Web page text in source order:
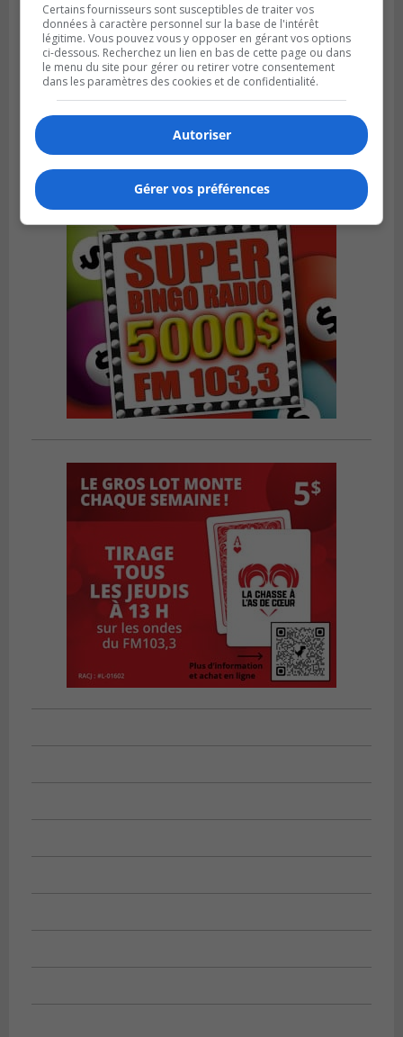
Le Marché saisonnier de Longueuil débute
sa troisième édition
Certains fournisseurs sont susceptibles de traiter vos
données à caractère personnel sur la base de l'intérêt
légitime. Vous pouvez vous y opposer en gérant vos options
ci-dessous. Recherchez un lien en bas de cette page ou dans
le menu du site pour gérer ou retirer votre consentement
dans les paramètres des cookies et de confidentialité.
Autoriser
Gérer vos préférences